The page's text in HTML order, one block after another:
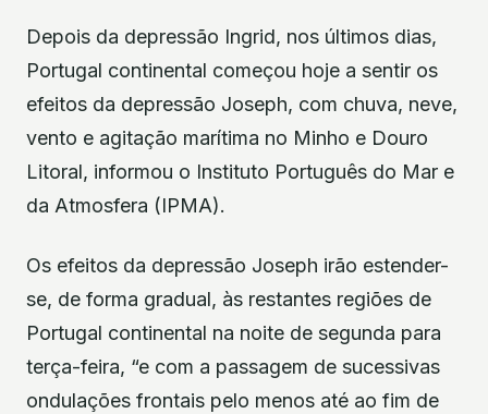
Depois da depressão Ingrid, nos últimos dias,
Portugal continental começou hoje a sentir os
efeitos da depressão Joseph, com chuva, neve,
vento e agitação marítima no Minho e Douro
Litoral, informou o Instituto Português do Mar e
da Atmosfera (IPMA).
Os efeitos da depressão Joseph irão estender-
se, de forma gradual, às restantes regiões de
Portugal continental na noite de segunda para
terça-feira, “e com a passagem de sucessivas
ondulações frontais pelo menos até ao fim de